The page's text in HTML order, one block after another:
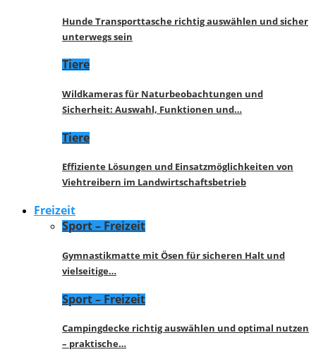
Hunde Transporttasche richtig auswählen und sicher
unterwegs sein
Tiere
Wildkameras für Naturbeobachtungen und
Sicherheit: Auswahl, Funktionen und…
Tiere
Effiziente Lösungen und Einsatzmöglichkeiten von
Viehtreibern im Landwirtschaftsbetrieb
Freizeit
Sport – Freizeit
Gymnastikmatte mit Ösen für sicheren Halt und
vielseitige…
Sport – Freizeit
Campingdecke richtig auswählen und optimal nutzen
– praktische…